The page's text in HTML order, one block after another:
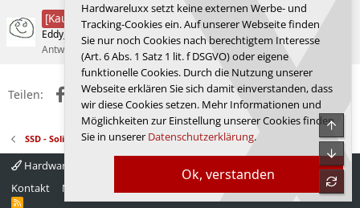
[Kaufberatung] Wunsch nach Desktop-PC
Eddy_MX
PC-Zusammenstellungs- und Aufrüstungs-Forum
Antworten
12.07.2026 pwnbert
Teilen: FacebookX (Twitter)
RedditWhatsApp
E-MailLink
SSD - Solid State Drives
Hardwareluxx 4.0
Kontakt
Nutzungsbedingungen Startseite
R
Ok, verstanden
Hardwareluxx setzt keine externen Werbe- und
Tracking-Cookies ein. Auf unserer Webseite finden
Sie nur noch Cookies nach berechtigtem Interesse
(Art. 6 Abs. 1 Satz 1 lit. f DSGVO) oder eigene
funktionelle Cookies. Durch die Nutzung unserer
Webseite erklären Sie sich damit einverstanden, dass
wir diese Cookies setzen. Mehr Informationen und
Möglichkeiten zur Einstellung unserer Cookies finden
Sie in unserer Datenschutzerklärung.